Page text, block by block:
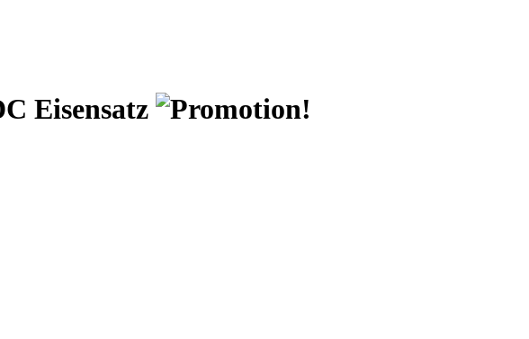
Eisensatz